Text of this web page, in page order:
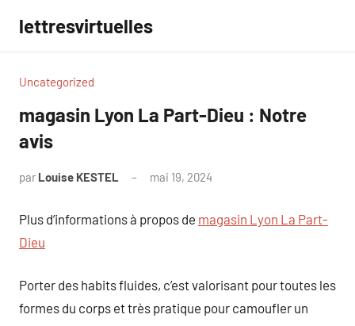
contenu
lettresvirtuelles
Uncategorized
magasin Lyon La Part-Dieu : Notre
avis
par Louise KESTEL mai 19, 2024
Plus d’informations à propos de magasin Lyon La Part-
Dieu
Porter des habits fluides, c’est valorisant pour toutes les
formes du corps et très pratique pour camoufler un